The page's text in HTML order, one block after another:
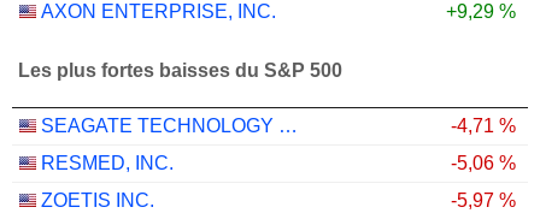
AXON ENTERPRISE, INC.
+9,29 %
Les plus fortes baisses du S&P 500
SEAGATE TECHNOLOGY HOLDINGS PLC
-4,71 %
RESMED, INC.
-5,06 %
ZOETIS INC.
-5,97 %